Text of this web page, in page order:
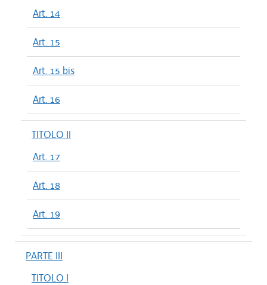
Art. 14
Art. 15
Art. 15 bis
Art. 16
TITOLO II
Art. 17
Art. 18
Art. 19
PARTE III
TITOLO I